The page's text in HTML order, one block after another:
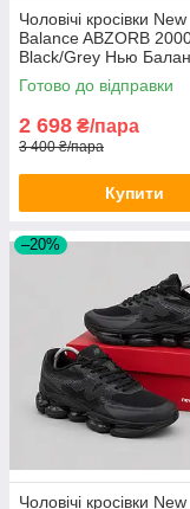
Чоловічі кросівки New
Balance ABZORB
Black/Grey Нью
чорно-сірі Нб 2000
Готово до відправки
2 698 ₴/пара
3 400 ₴/пара
Купити
–20%
Чоловічі кросівки New